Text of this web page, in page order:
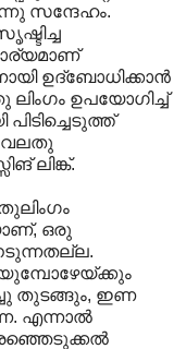
സന്ദേഹം.
ഉദ്ബോധിക്കാന്‍
ലിംഗം ഉപയോഗിച്ച്
വല‍തു
ലിങ്ക്.
ഒരു
തുടങ്ങും, ഇണ
എന്നാല്‍